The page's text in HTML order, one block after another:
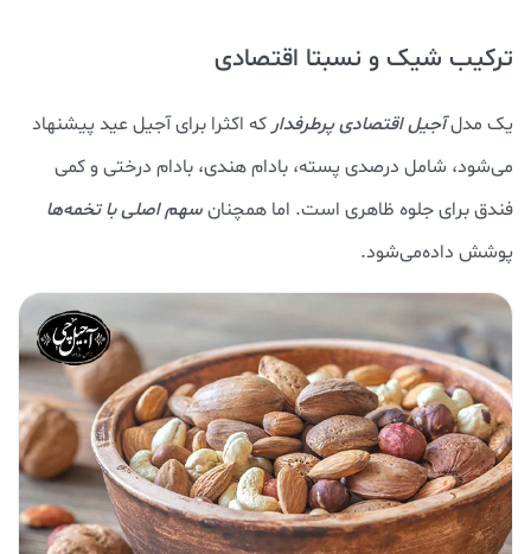
ترکیب شیک و نسبتا اقتصادی
یک مدلآجیل اقتصادی پرطرفدار که اکثرا برای آجیل عید پیشنهاد
می‌شود، شامل درصدی پسته، بادام هندی، بادام درختی و کمی
فندق برای جلوه ظاهری است. اما همچنانسهم اصلی با تخمه‌ها
پوشش داده‌می‌شود.